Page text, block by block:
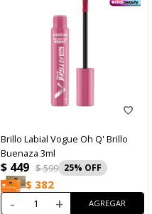
Brillo Labial Vogue Oh Q' Brillo
Buenaza 3ml
$ 449 $599 25
$ 382
- +